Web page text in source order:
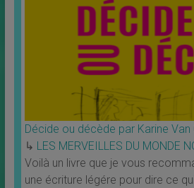
Décide ou décède par Karine Van
↳ LES MERVEILLES DU MONDE
Voilà un livre que je vous
une écriture légére pour dire ce